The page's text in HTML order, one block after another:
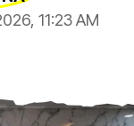
11:23 AM